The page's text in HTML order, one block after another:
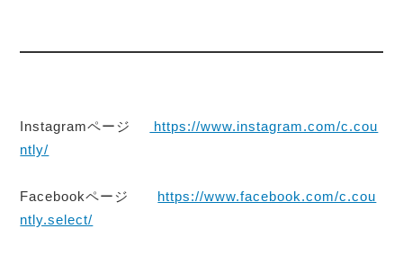
Instagramページ
https://www.instagram.com/c.cou
ntly/
Facebookページ https://www.facebook.com/c.cou
ntly.select/